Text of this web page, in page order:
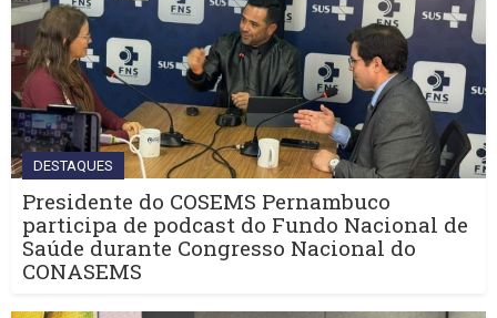
DESTAQUES
Presidente do COSEMS Pernambuco
participa de podcast do Fundo Nacional de
Saúde durante Congresso Nacional do
CONASEMS